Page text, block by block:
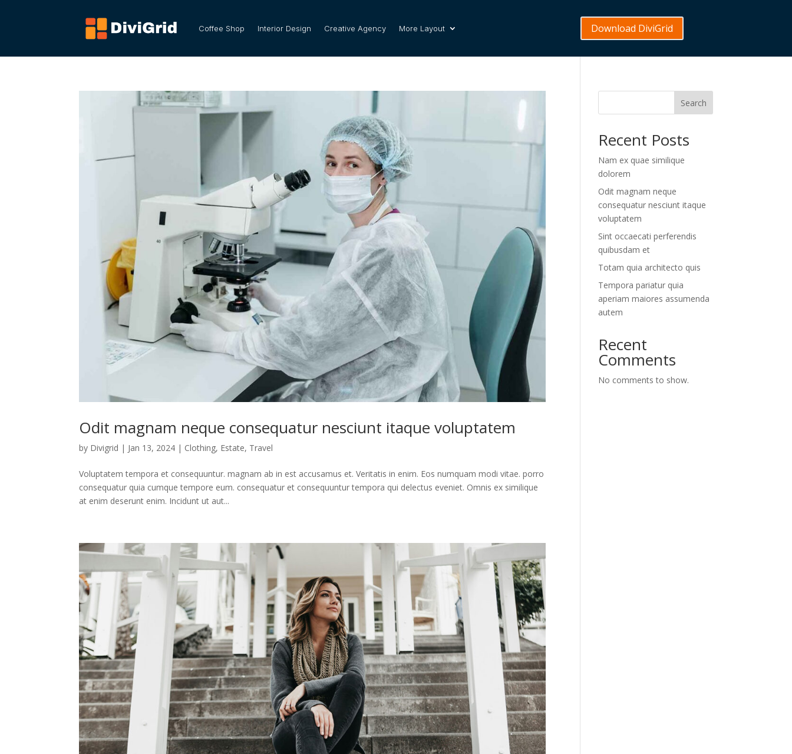
Coffee Shop Interior Design Creative Agency More Layout Download DiviGrid
Odit magnam neque consequatur nesciunt itaque voluptatem
by Divigrid | Jan 13, 2024 | Clothing, Estate, Travel
Voluptatem tempora et consequuntur. magnam ab in est accusamus et. Veritatis in enim. Eos numquam modi vitae. porro
consequatur quia cumque tempore eum. consequatur et consequuntur tempora qui delectus eveniet. Omnis ex similique
at enim deserunt enim. Incidunt ut aut...
Search
Recent Posts
Nam ex quae similique
dolorem
Odit magnam neque
consequatur nesciunt itaque
voluptatem
Sint occaecati perferendis
quibusdam et
Totam quia architecto quis
Tempora pariatur quia
aperiam maiores assumenda
autem
Recent
Comments
No comments to show.